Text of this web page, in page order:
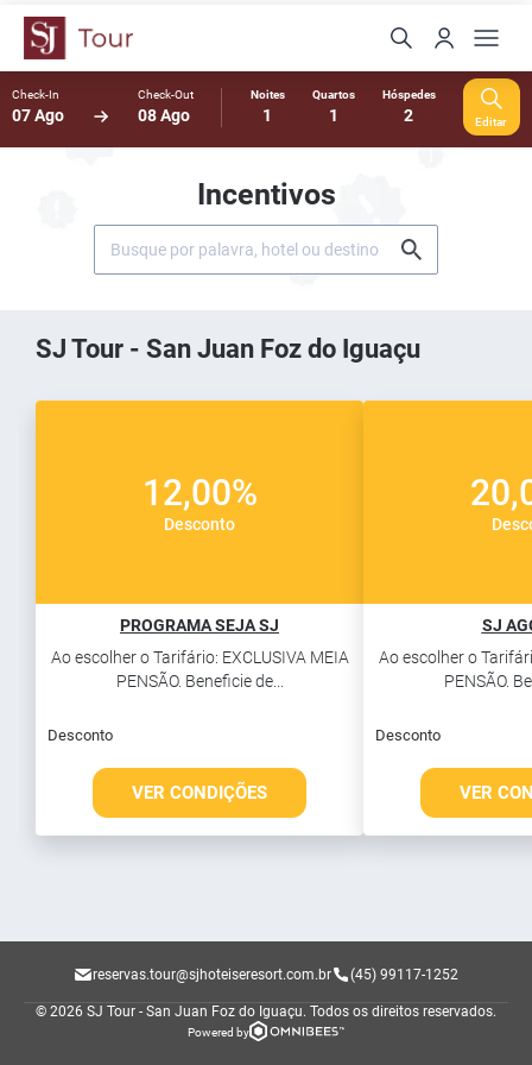
Check-In
07 Ago
Check-Out
08 Ago
Noites
1
Quartos
1
Hóspedes
2 Editar
Incentivos
SJ Tour - San Juan Foz do Iguaçu
12,00%
Desconto
PROGRAMA SEJA SJ
Ao escolher o Tarifário: EXCLUSIVA MEIA
PENSÃO. Beneficie de...
Desconto
VER CONDIÇÕES
SJ
Ao escolher o
PENSÃO.
Desconto
VER
reservas.tour@sjhoteiseresort.com.br (45) 99117-1252
© 2026 SJ Tour - San Juan Foz do Iguaçu. Todos os direitos reservados.
Powered by